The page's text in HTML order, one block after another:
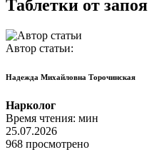
Таблетки от запоя
Автор статьи:
Надежда Михайловна Торочинская
Нарколог
Время чтения: мин
25.07.2026
968 просмотрено